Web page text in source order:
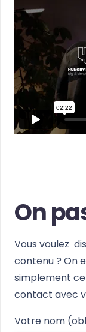
On
Vous voulez
contenu ? On
simplement
contact avec
Votre nom